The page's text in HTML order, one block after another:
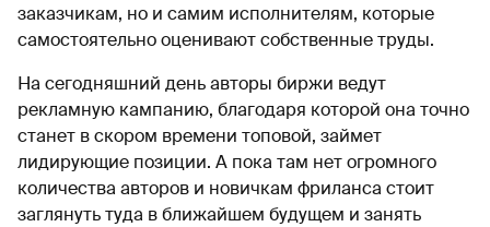
заказчикам, но и самим исполнителям, которые
самостоятельно оценивают собственные труды.
На сегодняшний день авторы биржи ведут
рекламную кампанию, благодаря которой она точно
станет в скором времени топовой, займет
лидирующие позиции. А пока там нет огромного
количества авторов и новичкам фриланса стоит
заглянуть туда в ближайшем будущем и занять